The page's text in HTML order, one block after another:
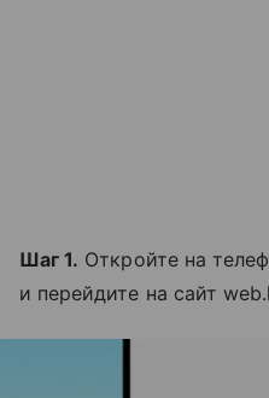
Шаг 1. Откройте на
и перейдите на сайт